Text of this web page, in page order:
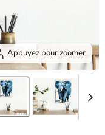
Appuyez pour zoomer